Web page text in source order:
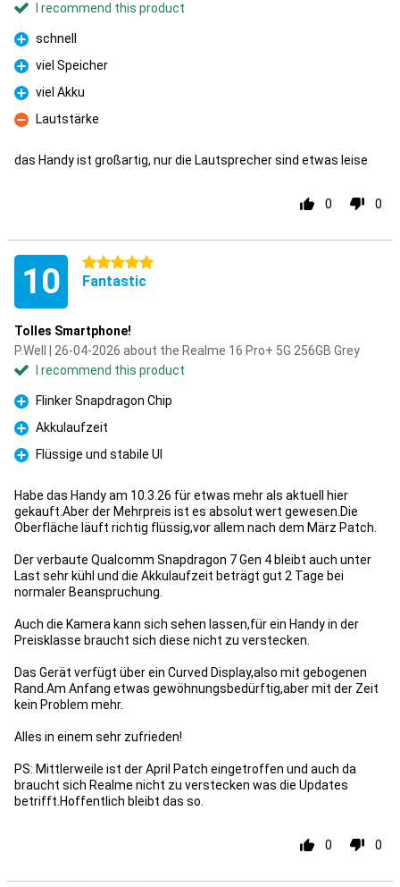
I recommend this product
Pro
schnell
Pro
viel Speicher
Pro
viel Akku
Con
Lautstärke
das Handy ist großartig, nur die Lautsprecher sind etwas leise
0 0
10 5 stars
Fantastic
Tolles Smartphone!
P.Well | 26-04-2026 about the Realme 16 Pro+ 5G 256GB Grey
I recommend this product
Pro
Flinker Snapdragon Chip
Pro
Akkulaufzeit
Pro
Flüssige und stabile UI
Habe das Handy am 10.3.26 für etwas mehr als aktuell hier
gekauft.Aber der Mehrpreis ist es absolut wert gewesen.Die
Oberfläche läuft richtig flüssig,vor allem nach dem März Patch.
Der verbaute Qualcomm Snapdragon 7 Gen 4 bleibt auch unter
Last sehr kühl und die Akkulaufzeit beträgt gut 2 Tage bei
normaler Beanspruchung.
Auch die Kamera kann sich sehen lassen,für ein Handy in der
Preisklasse braucht sich diese nicht zu verstecken.
Das Gerät verfügt über ein Curved Display,also mit gebogenen
Rand.Am Anfang etwas gewöhnungsbedürftig,aber mit der Zeit
kein Problem mehr.
Alles in einem sehr zufrieden!
PS: Mittlerweile ist der April Patch eingetroffen und auch da
braucht sich Realme nicht zu verstecken was die Updates
betrifft.Hoffentlich bleibt das so.
0 0